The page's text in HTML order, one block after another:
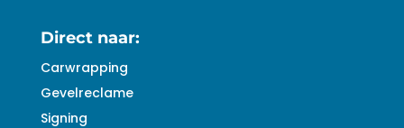
Direct naar:
Carwrapping
Gevelreclame
Signing